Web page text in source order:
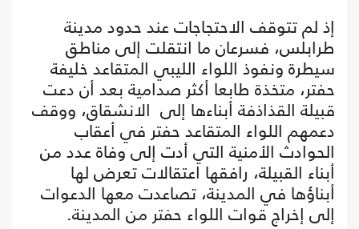
إذ لم تتوقف الاحتجاجات عند حدود مدينة
طرابلس، فسرعان ما انتقلت إلى مناطق
سيطرة ونفوذ اللواء الليبي المتقاعد خليفة
حفتر، متخذة طابعا أكثر صدامية بعد أن دعت
قبيلة القذاذفة أبناءها إلى الانشقاق، ووقف
دعمهم اللواء المتقاعد حفتر في أعقاب
الحوادث الأمنية التي أدت إلى وفاة عدد من
أبناء القبيلة، رافقها اعتقالات تعرض لها
أبناؤها في المدينة، تصاعدت معها الدعوات
إلى إخراج قوات اللواء حفتر من المدينة.